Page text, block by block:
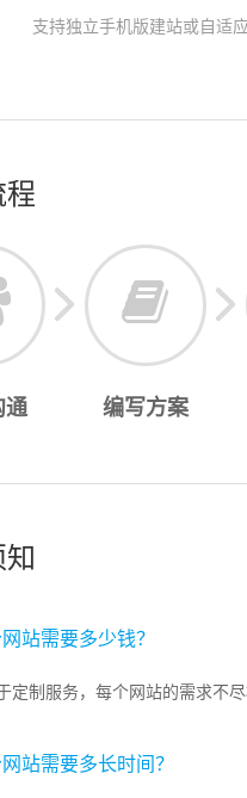
支持独立手机版建站或自适
程
通 编写方案
站需要多少钱？
定制服务，每个网站的需求不
站需要多长时间？